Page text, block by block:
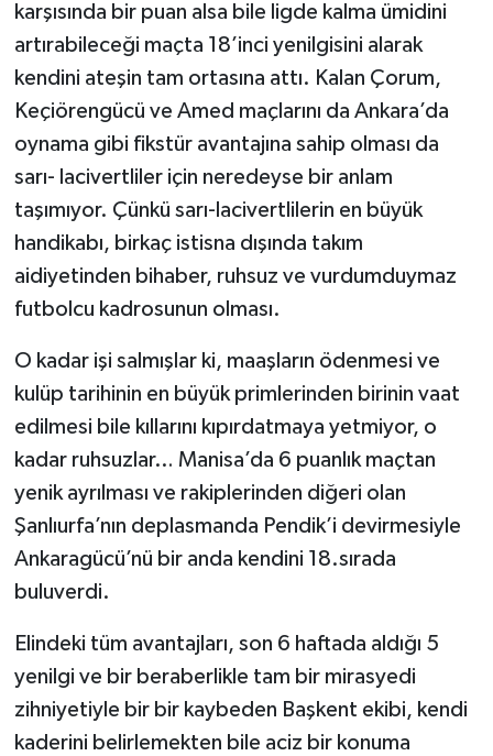
karşısında bir puan alsa bile ligde kalma ümidini
artırabileceği maçta 18’inci yenilgisini alarak
kendini ateşin tam ortasına attı. Kalan Çorum,
Keçiörengücü ve Amed maçlarını da Ankara’da
oynama gibi fikstür avantajına sahip olması da
sarı- lacivertliler için neredeyse bir anlam
taşımıyor. Çünkü sarı-lacivertlilerin en büyük
handikabı, birkaç istisna dışında takım
aidiyetinden bihaber, ruhsuz ve vurdumduymaz
futbolcu kadrosunun olması.
O kadar işi salmışlar ki, maaşların ödenmesi ve
kulüp tarihinin en büyük primlerinden birinin vaat
edilmesi bile kıllarını kıpırdatmaya yetmiyor, o
kadar ruhsuzlar… Manisa’da 6 puanlık maçtan
yenik ayrılması ve rakiplerinden diğeri olan
Şanlıurfa’nın deplasmanda Pendik’i devirmesiyle
Ankaragücü’nü bir anda kendini 18.sırada
buluverdi.
Elindeki tüm avantajları, son 6 haftada aldığı 5
yenilgi ve bir beraberlikle tam bir mirasyedi
zihniyetiyle bir bir kaybeden Başkent ekibi, kendi
kaderini belirlemekten bile aciz bir konuma